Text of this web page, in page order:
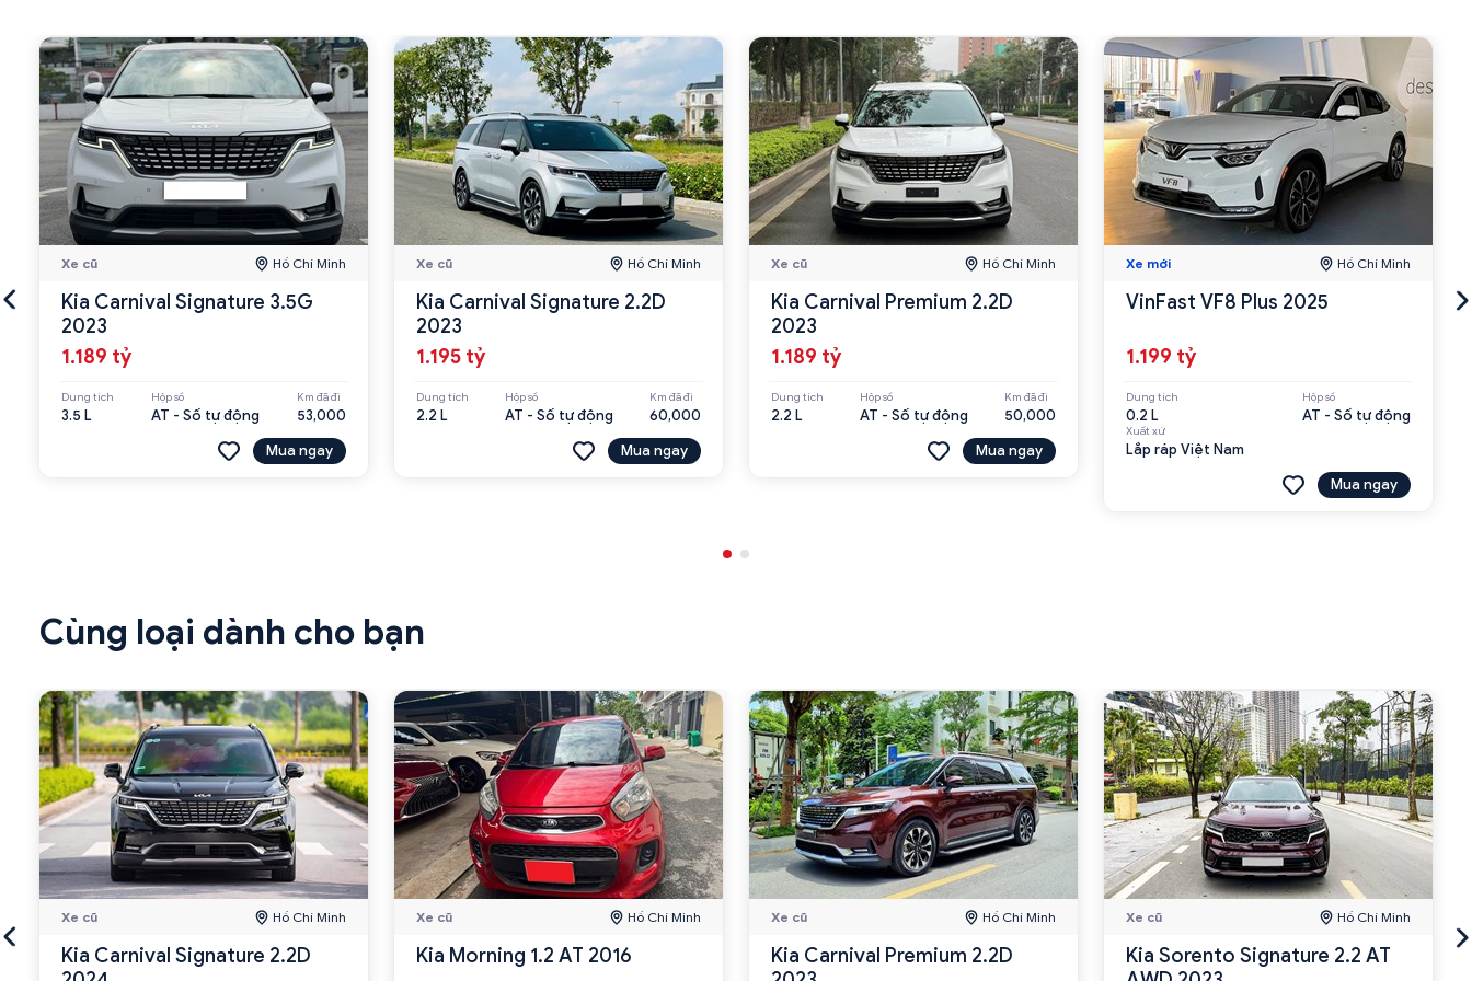
Xe cũ Hồ Chí Minh
Kia Carnival Signature 3.5G
2023
1.189 tỷ
Dung tích
3.5 L
Hộp số
AT - Số tự động
Km đã đi
53,000
Mua ngay
Xe cũ Hồ Chí Minh
Kia Carnival Signature 2.2D
2023
1.195 tỷ
Dung tích
2.2 L
Hộp số
AT - Số tự động
Km đã đi
60,000
Mua ngay
Xe cũ Hồ Chí Minh
Kia Carnival Premium 2.2D
2023
1.189 tỷ
Dung tích
2.2 L
Hộp số
AT - Số tự động
Km đã đi
50,000
Mua ngay
Xe mới Hồ Chí Minh
VinFast VF8 Plus 2025
1.199 tỷ
Dung tích
0.2 L
Hộp số
AT - Số tự động
Xuất xứ
Lắp ráp Việt Nam
Mua ngay
Cùng loại dành cho bạn
Xe cũ Hồ Chí Minh
Kia Carnival Signature 2.2D
Xe cũ Hồ Chí Minh
Kia Morning 1.2 AT 2016
Xe cũ Hồ Chí Minh
Kia Carnival Premium 2.2D
Xe cũ Hồ Chí Minh
Kia Sorento Signature 2.2 AT